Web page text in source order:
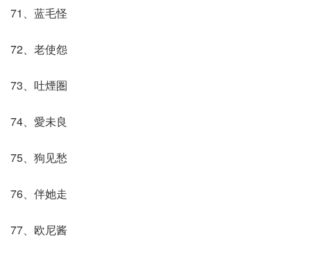
71、蓝毛怪
72、老使怨
73、吐煙圏
74、愛未良
75、狗见愁
76、伴她走
77、欧尼酱